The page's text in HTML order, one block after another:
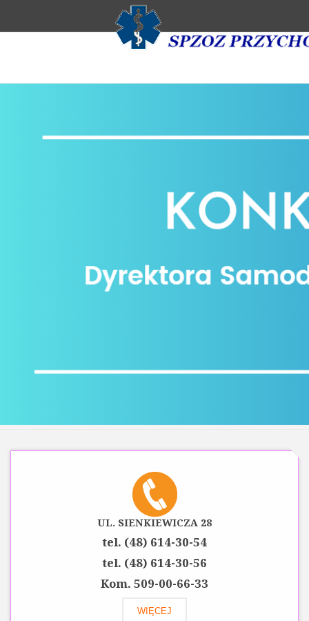
UL. SIENKIEWICZA 28
tel. (48) 614-30-54
tel. (48) 614-30-56
Kom. 509-00-66-33
WIĘCEJ